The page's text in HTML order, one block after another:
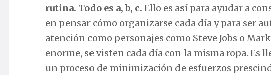
rutina. Todo es a, b, c. Ello es así para ayudar a
en pensar cómo organizarse cada día y para ser
atención como personajes como Steve Jobs o
enorme, se visten cada día con la misma ropa. Es
un proceso de minimización de esfuerzos